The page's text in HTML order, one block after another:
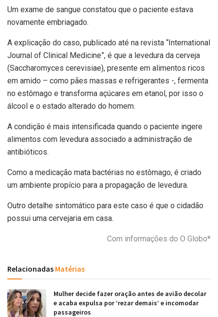
Um exame de sangue constatou que o paciente estava
novamente embriagado.
A explicação do caso, publicado até na revista “International
Journal of Clinical Medicine”, é que a levedura da cerveja
(Saccharomyces cerevisiae), presente em alimentos ricos
em amido – como pães massas e refrigerantes -, fermenta
no estômago e transforma açúcares em etanol, por isso o
álcool e o estado alterado do homem.
A condição é mais intensificada quando o paciente ingere
alimentos com levedura associado a administração de
antibióticos.
Como a medicação mata bactérias no estômago, é criado
um ambiente propício para a propagação de levedura.
Outro detalhe sintomático para este caso é que o cidadão
possui uma cervejaria em casa.
Com informações do O Globo*
Relacionadas Matérias
Mulher decide fazer oração antes de avião decolar
e acaba expulsa por ‘rezar demais’ e incomodar
passageiros